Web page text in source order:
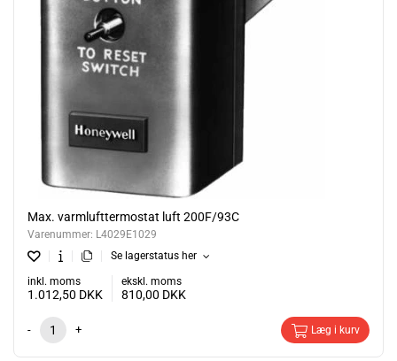
Resideo(Tidligere Honeywell) og Siemens Varmluft- og
sikkerhedstermostater er stabile og gode gennemtestet produkter
til at styre f.eks kalorifere fyr.
Max. varmlufttermostat luft 200F/93C
Varenummer: L4029E1029
Se lagerstatus her
inkl. moms
1.012,50 DKK
ekskl. moms
810,00 DKK
- + Læg i kurv